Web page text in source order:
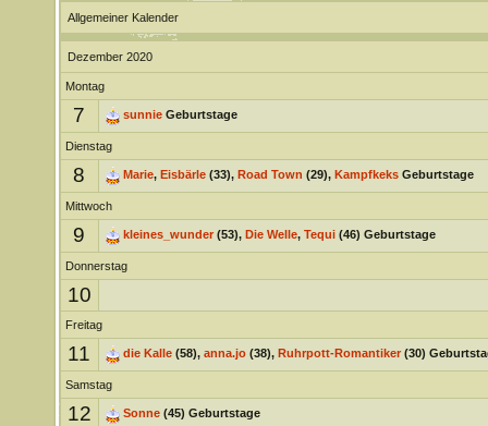
Allgemeiner Kalender
Dezember 2020
Montag
7 sunnieGeburtstage
Dienstag
8 Marie, Eisbärle(33), Road Town (29), KampfkeksGeburtstage
Mittwoch
9 kleines_wunder(53), Die Welle, Tequi(46) Geburtstage
Donnerstag
10
Freitag
11 die Kalle(58), anna.jo(38), Ruhrpott-Romantiker(30)
Samstag
12 Sonne(45) Geburtstage